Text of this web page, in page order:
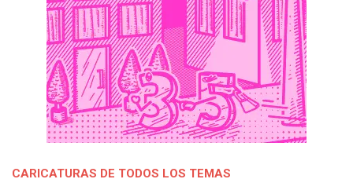
CARICATURAS DE TODOS LOS TEMAS